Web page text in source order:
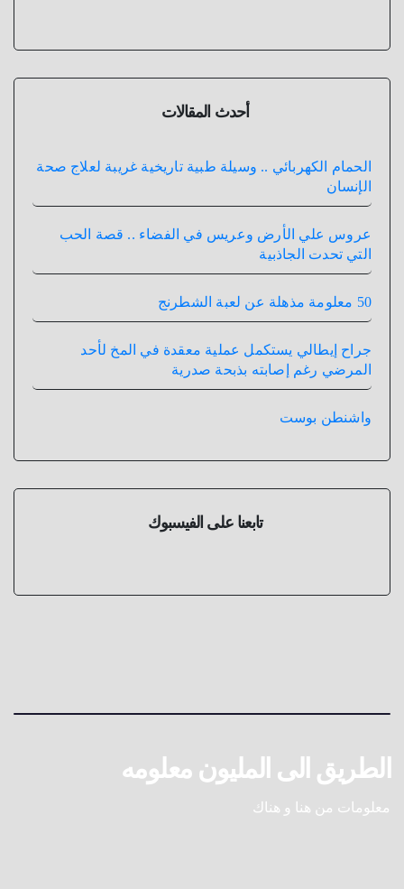
أحدث المقالات
الحمام الكهربائي .. وسيلة طبية تاريخية غريبة لعلاج صحة
الإنسان
عروس علي الأرض وعريس في الفضاء .. قصة الحب
التي تحدت الجاذبية
50 معلومة مذهلة عن لعبة الشطرنج
جراح إيطالي يستكمل عملية معقدة في المخ لأحد
المرضي رغم إصابته بذبحة صدرية
واشنطن بوست
تابعنا على الفيسبوك
الطريق الى المليون معلومه
معلومات من هنا و هناك